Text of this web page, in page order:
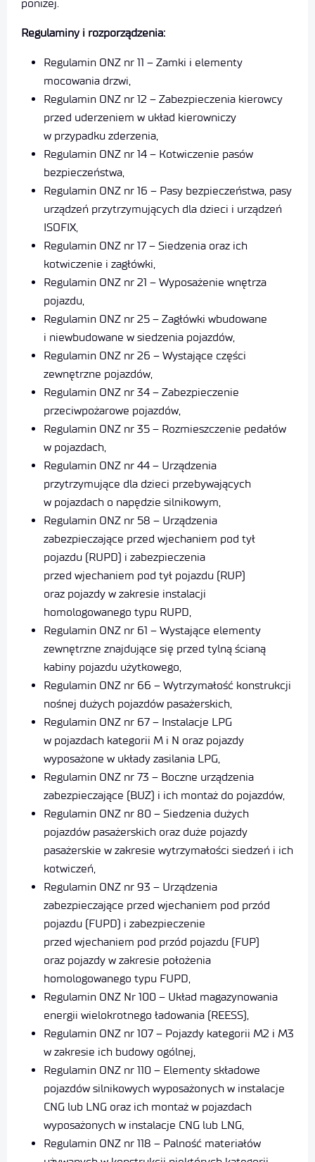
poniżej.
Regulaminy i rozporządzenia:
Regulamin ONZ nr 11 – Zamki i elementy
mocowania drzwi,
Regulamin ONZ nr 12 – Zabezpieczenia kierowcy
przed uderzeniem w układ kierowniczy
w przypadku zderzenia,
Regulamin ONZ nr 14 – Kotwiczenie pasów
bezpieczeństwa,
Regulamin ONZ nr 16 – Pasy bezpieczeństwa, pasy
urządzeń przytrzymujących dla dzieci i urządzeń
ISOFIX,
Regulamin ONZ nr 17 – Siedzenia oraz ich
kotwiczenie i zagłówki,
Regulamin ONZ nr 21 – Wyposażenie wnętrza
pojazdu,
Regulamin ONZ nr 25 – Zagłówki wbudowane
i niewbudowane w siedzenia pojazdów,
Regulamin ONZ nr 26 – Wystające części
zewnętrzne pojazdów,
Regulamin ONZ nr 34 – Zabezpieczenie
przeciwpożarowe pojazdów,
Regulamin ONZ nr 35 – Rozmieszczenie pedałów
w pojazdach,
Regulamin ONZ nr 44 – Urządzenia
przytrzymujące dla dzieci przebywających
w pojazdach o napędzie silnikowym,
Regulamin ONZ nr 58 – Urządzenia
zabezpieczające przed wjechaniem pod tył
pojazdu (RUPD) i zabezpieczenia
przed wjechaniem pod tył pojazdu (RUP)
oraz pojazdy w zakresie instalacji
homologowanego typu RUPD,
Regulamin ONZ nr 61 – Wystające elementy
zewnętrzne znajdujące się przed tylną ścianą
kabiny pojazdu użytkowego,
Regulamin ONZ nr 66 – Wytrzymałość konstrukcji
nośnej dużych pojazdów pasażerskich,
Regulamin ONZ nr 67 – Instalacje LPG
w pojazdach kategorii M i N oraz pojazdy
wyposażone w układy zasilania LPG,
Regulamin ONZ nr 73 – Boczne urządzenia
zabezpieczające (BUZ) i ich montaż do pojazdów,
Regulamin ONZ nr 80 – Siedzenia dużych
pojazdów pasażerskich oraz duże pojazdy
pasażerskie w zakresie wytrzymałości siedzeń i ich
kotwiczeń,
Regulamin ONZ nr 93 – Urządzenia
zabezpieczające przed wjechaniem pod przód
pojazdu (FUPD) i zabezpieczenie
przed wjechaniem pod przód pojazdu (FUP)
oraz pojazdy w zakresie położenia
homologowanego typu FUPD,
Regulamin ONZ Nr 100 – Układ magazynowania
energii wielokrotnego ładowania (REESS),
Regulamin ONZ nr 107 – Pojazdy kategorii M2 i M3
w zakresie ich budowy ogólnej,
Regulamin ONZ nr 110 – Elementy składowe
pojazdów silnikowych wyposażonych w instalacje
CNG lub LNG oraz ich montaż w pojazdach
wyposażonych w instalacje CNG lub LNG,
Regulamin ONZ nr 118 – Palność materiałów